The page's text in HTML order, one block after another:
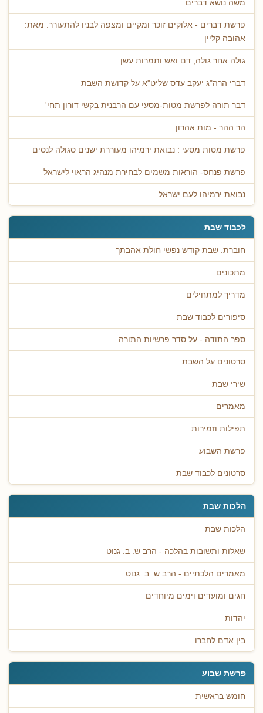
משה נושא דברים
פרשת דברים - אלוקים זוכר ומקיים ומצפה לבניו להתעורר. מאת:
אהובה קליין
גולה אחר גולה, דם ואש ותמרות עשן
דברי הרה"ג יעקב עדס שליט"א על קדושת השבת
דבר תורה לפרשת מטות-מסעי עם הרבנית בקשי דורון תחי'
הר ההר - מות אהרון
פרשת מטות מסעי : נבואת ירמיהו מעוררת ישנים סגולה לנסים
פרשת פנחס- הוראות משמים לבחירת מנהיג הראוי לישראל
נבואת ירמיהו לעם ישראל
לכבוד שבת
חוברת: שבת קודש נפשי חולת אהבתך
מתכונים
מדריך למתחילים
סיפורים לכבוד שבת
ספר התודה - על סדר פרשיות התורה
סרטונים על השבת
שירי שבת
מאמרים
תפילות וזמירות
פרשת השבוע
סרטונים לכבוד שבת
הלכות שבת
הלכות שבת
שאלות ותשובות בהלכה - הרב ש. ב. גנוט
מאמרים הלכתיים - הרב ש. ב. גנוט
חגים ומועדים וימים מיוחדים
יהדות
בין אדם לחברו
פרשת שבוע
חומש בראשית